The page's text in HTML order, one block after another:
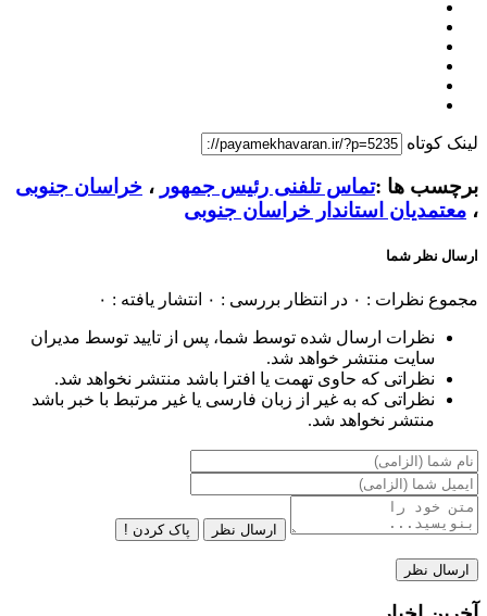
لینک کوتاه
برچسب ها :تماس تلفنی رئیس جمهور ، خراسان جنوبی
، معتمدیان استاندار خراسان جنوبی
ارسال نظر شما
مجموع نظرات : ۰ در انتظار بررسی : ۰ انتشار یافته : ۰
نظرات ارسال شده توسط شما، پس از تایید توسط مدیران
سایت منتشر خواهد شد.
نظراتی که حاوی تهمت یا افترا باشد منتشر نخواهد شد.
نظراتی که به غیر از زبان فارسی یا غیر مرتبط با خبر باشد
منتشر نخواهد شد.
ارسال نظر پاک کردن !